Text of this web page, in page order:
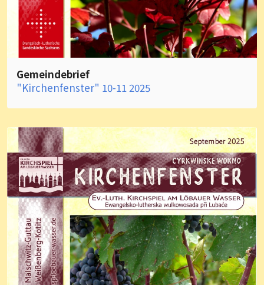
Gemeindebrief
"Kirchenfenster" 10-11 2025